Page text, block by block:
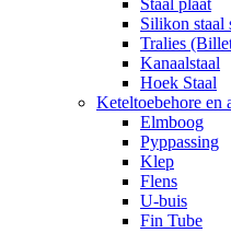
Staal plaat
Silikon staal
Tralies
Kanaalstaal
Hoek Staal
Keteltoebehore en
Elmboog
Pyppassing
Klep
Flens
U-buis
Fin Tube